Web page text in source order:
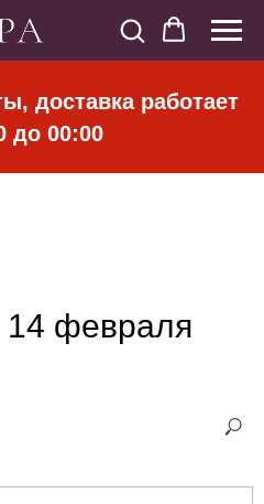
доставка работает
до 00:00
14 февраля